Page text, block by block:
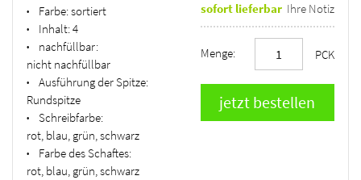
• Farbe:sortiert
• Inhalt:4
•
nachfüllbar:
nicht nachfüllbar
•
Ausführung der Spitze:
Rundspitze
•
Schreibfarbe:
rot, blau, grün, schwarz
•
Farbe des Schaftes:
rot, blau, grün, schwarz
sofort lieferbar Ihre Notiz
Menge: PCK